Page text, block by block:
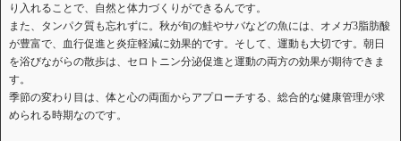
り入れることで、自然と体力づくりができるんです。
また、タンパク質も忘れずに。秋が旬の鮭やサバなどの魚には、オメガ3脂肪酸
が豊富で、血行促進と炎症軽減に効果的です。そして、運動も大切です。朝日
を浴びながらの散歩は、セロトニン分泌促進と運動の両方の効果が期待できま
す。
季節の変わり目は、体と心の両面からアプローチする、総合的な健康管理が求
められる時期なのです。